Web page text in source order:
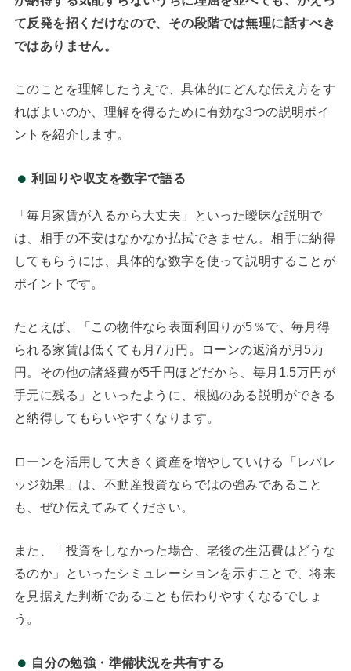
て反発を招くだけなので、その段階では無理に話すべき
ではありません。
このことを理解したうえで、具体的にどんな伝え方をす
ればよいのか、理解を得るために有効な3つの説明ポイ
ントを紹介します。
利回りや収支を数字で語る
「毎月家賃が入るから大丈夫」といった曖昧な説明で
は、相手の不安はなかなか払拭できません。相手に納得
してもらうには、具体的な数字を使って説明することが
ポイントです。
たとえば、「この物件なら表面利回りが5％で、毎月得
られる家賃は低くても月7万円。ローンの返済が月5万
円。その他の諸経費が5千円ほどだから、毎月1.5万円が
手元に残る」といったように、根拠のある説明ができる
と納得してもらいやすくなります。
ローンを活用して大きく資産を増やしていける「レバレ
ッジ効果」は、不動産投資ならではの強みであること
も、ぜひ伝えてみてください。
また、「投資をしなかった場合、老後の生活費はどうな
るのか」といったシミュレーションを示すことで、将来
を見据えた判断であることも伝わりやすくなるでしょ
う。
自分の勉強・準備状況を共有する